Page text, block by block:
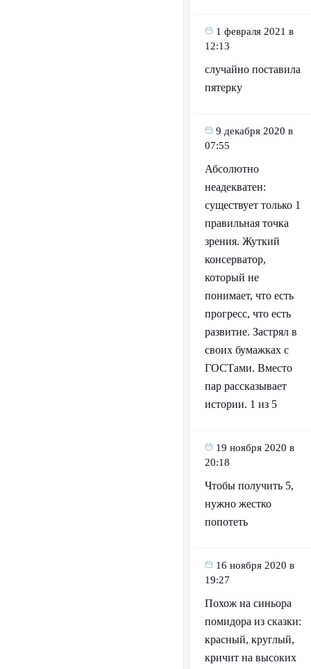
1 февраля 2021 в
12:13
случайно поставила
пятерку
9 декабря 2020 в
07:55
Абсолютно
неадекватен:
существует только 1
правильная точка
зрения. Жуткий
консерватор,
который не
понимает, что есть
прогресс, что есть
развитие. Застрял в
своих бумажках с
ГОСТами. Вместо
пар рассказывает
истории. 1 из 5
19 ноября 2020 в
20:18
Чтобы получить 5,
нужно жестко
попотеть
16 ноября 2020 в
19:27
Похож на синьора
помидора из сказки:
красный, круглый,
кричит на высоких